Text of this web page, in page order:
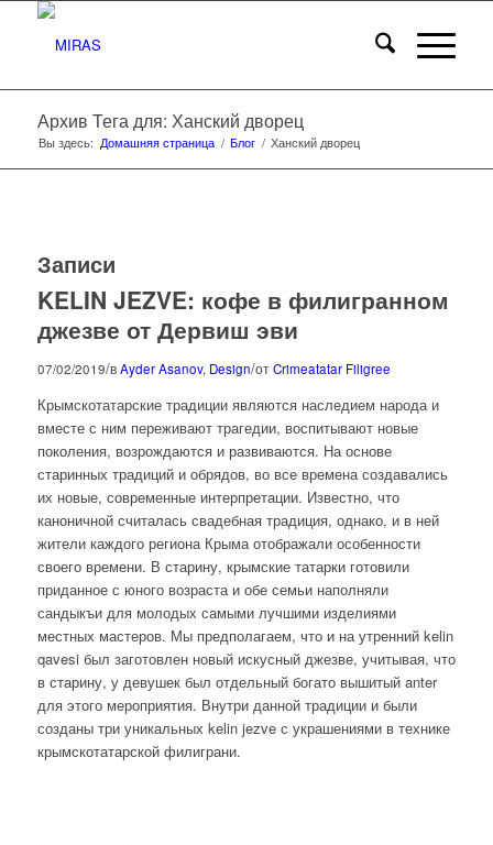
Архив Тега для: Ханский дворец
Вы здесь: Домашняя страница / Блог / Ханский дворец
Записи
KELIN JEZVE: кофе в филигранном
джезве от Дервиш эви
07/02/2019/вAyder Asanov, Design/отCrimeatatar Filigree
Крымскотатарские традиции являются наследием народа и
вместе с ним переживают трагедии, воспитывают новые
поколения, возрождаются и развиваются. На основе
старинных традиций и обрядов, во все времена создавались
их новые, современные интерпретации. Известно, что
каноничной считалась свадебная традиция, однако, и в ней
жители каждого региона Крыма отображали особенности
своего времени. В старину, крымские татарки готовили
приданное с юного возраста и обе семьи наполняли
сандыкъи для молодых самыми лучшими изделиями
местных мастеров. Мы предполагаем, что и на утренний kelin
qavesi был заготовлен новый искусный джезве, учитывая, что
в старину, у девушек был отдельный богато вышитый anter
для этого мероприятия. Внутри данной традиции и были
созданы три уникальных kelin jezve с украшениями в технике
крымскотатарской филиграни.